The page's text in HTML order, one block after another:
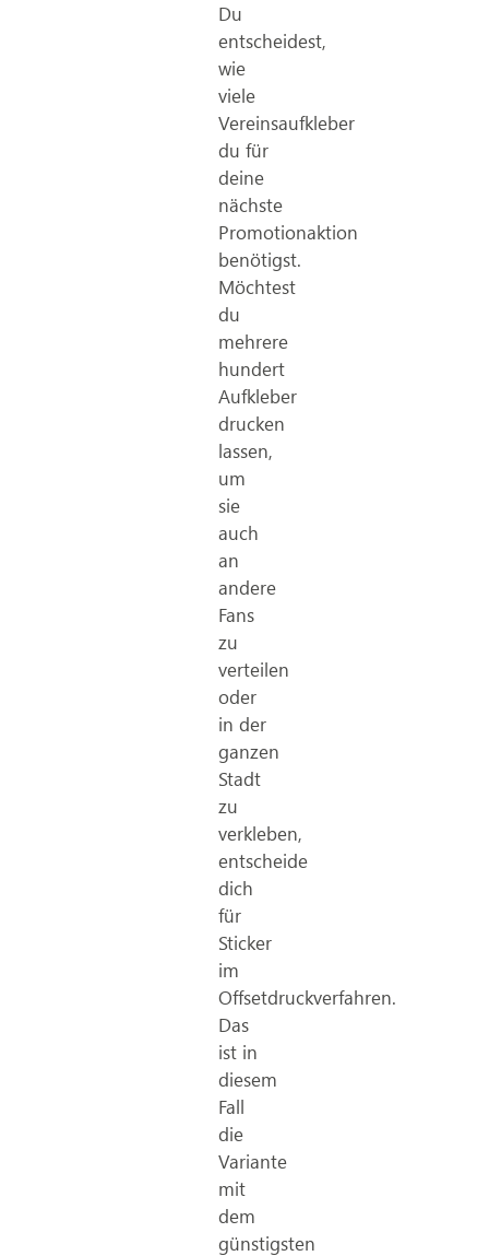
Du
entscheidest,
wie
viele
Vereinsaufkleber
du für
deine
nächste
Promotionaktion
benötigst.
Möchtest
du
mehrere
hundert
Aufkleber
drucken
lassen,
um
sie
auch
an
andere
Fans
zu
verteilen
oder
in der
ganzen
Stadt
zu
verkleben,
entscheide
dich
für
Sticker
im
Offsetdruckverfahren.
Das
ist in
diesem
Fall
die
Variante
mit
dem
günstigsten